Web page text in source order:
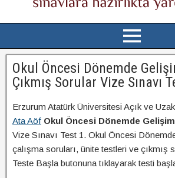
Okul Öncesi Dönemde
Çıkmış Sorular Vize Sınavı
Erzurum Atatürk Üniversitesi Açık ve
Ata Aöf Okul Öncesi Dönemde Gelişim
Vize Sınavı Test 1. Okul Öncesi
çalışma soruları, ünite testleri ve çıkmış
Teste Başla butonuna tıklayarak testi